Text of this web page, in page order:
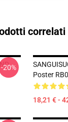
correlati
-20%
Poster
18,21 € -